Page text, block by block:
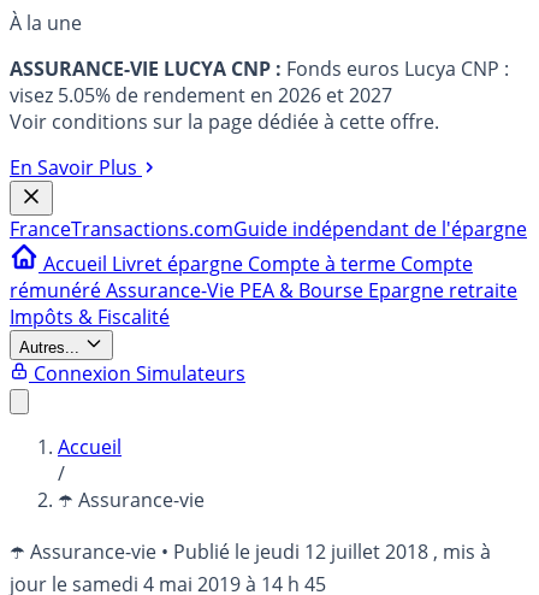
À la une
ASSURANCE-VIE LUCYA CNP : Fonds euros Lucya CNP :
visez 5.05% de rendement en 2026 et 2027
Voir conditions sur la page dédiée à cette offre.
En Savoir Plus
FranceTransactions.comGuide indépendant de l'épargne
Accueil Livret épargne Compte à terme Compte
rémunéréAssurance-Vie PEA & Bourse Epargne retraite
Impôts & Fiscalité
Autres...
Connexion Simulateurs
Accueil
/
☂️ Assurance-vie
☂️ Assurance-vie • Publié le jeudi 12 juillet 2018 , mis à
jour lesamedi 4 mai 2019 à 14 h 45